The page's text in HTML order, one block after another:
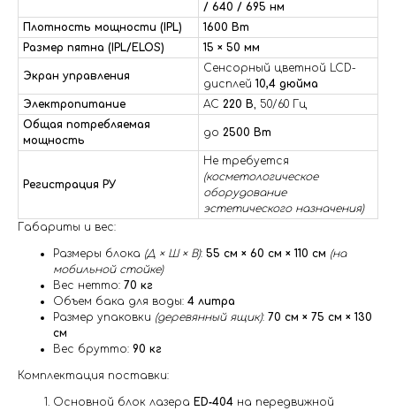
/ 640 / 695 нм
Плотность мощности (IPL)
1600 Вт
Размер пятна (IPL/ELOS)
15 × 50 мм
Экран управления
Сенсорный цветной LCD-
дисплей 10,4 дюйма
Электропитание
AC 220 В, 50/60 Гц
Общая потребляемая
мощность
до 2500 Вт
Регистрация РУ
Не требуется
(косметологическое
оборудование
эстетического назначения)
Габариты и вес:
Размеры блока (Д × Ш × В): 55 см × 60 см × 110 см (на
мобильной стойке)
Вес нетто: 70 кг
Объем бака для воды: 4 литра
Размер упаковки (деревянный ящик): 70 см × 75 см × 130
см
Вес брутто: 90 кг
Комплектация поставки:
Основной блок лазера ED‑404 на передвижной